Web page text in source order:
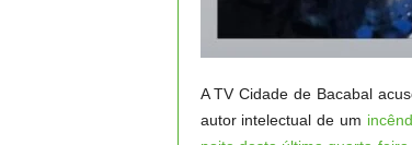
A TV Cidade de Bacabal
autor intelectual de um